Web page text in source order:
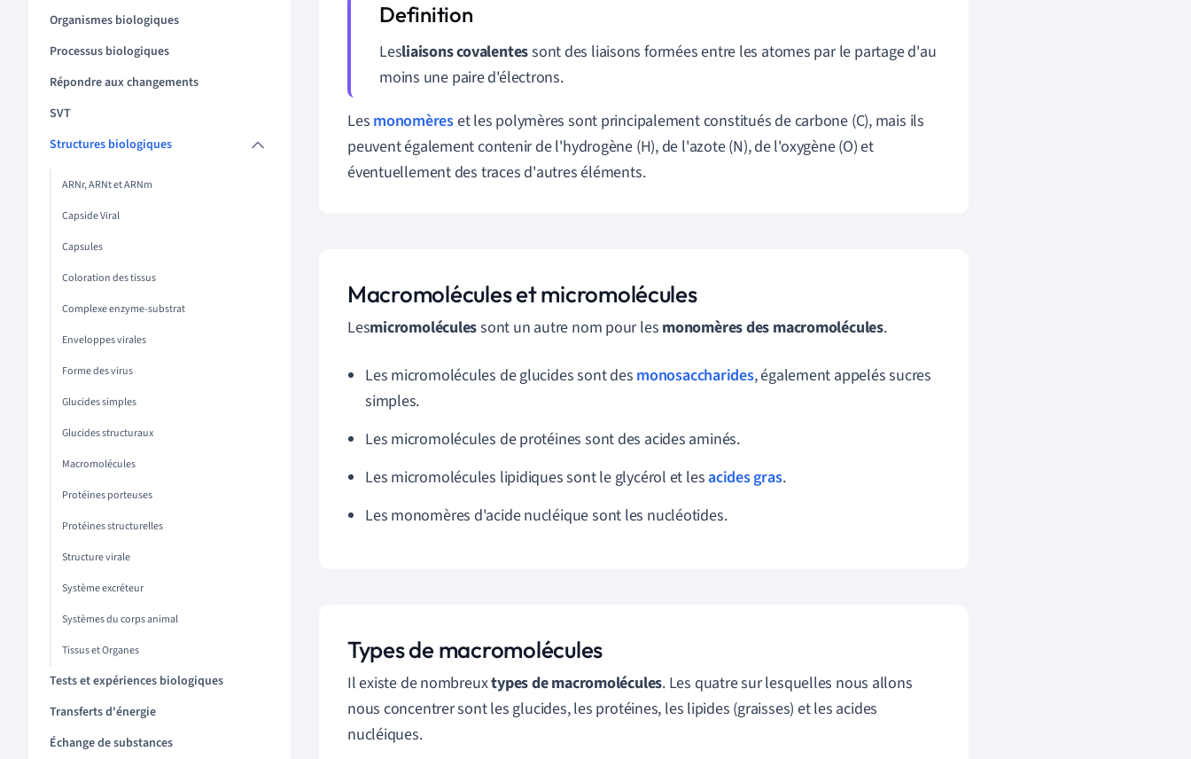
Organismes biologiques
Processus biologiques
Répondre aux changements
SVT
Structures biologiques
ARNr, ARNt et ARNm
Capside Viral
Capsules
Coloration des tissus
Complexe enzyme-substrat
Enveloppes virales
Forme des virus
Glucides simples
Glucides structuraux
Macromolécules
Protéines porteuses
Protéines structurelles
Structure virale
Système excréteur
Systèmes du corps animal
Tissus et Organes
Tests et expériences biologiques
Transferts d'énergie
Échange de substances
Lesliaisons covalentessont des liaisons formées entre les atomes par le partage d'au
moins une paire d'électrons.
Les monomèreset les polymères sont principalement constitués de carbone (C), mais ils
peuvent également contenir de l'hydrogène (H), de l'azote (N), de l'oxygène (O) et
éventuellement des traces d'autres éléments.
Macromolécules et micromolécules
Lesmicromoléculessont un autre nom pour les monomères des macromolécules.
Les micromolécules de glucides sont des monosaccharides, également appelés sucres
simples.
Les micromolécules de protéines sont des acides aminés.
Les micromolécules lipidiques sont le glycérol et lesacides gras.
Les monomères d'acide nucléique sont les nucléotides.
Types de macromolécules
Il existe de nombreuxtypes de macromolécules. Les quatre sur lesquelles nous allons
nous concentrer sont les glucides, les protéines, les lipides (graisses) et les acides
nucléiques.